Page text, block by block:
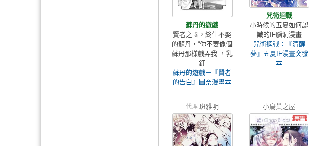
蘇丹的遊戲
賢者之國，終生不娶
的蘇丹，“你不要像個
蘇丹那樣戲弄我”，乳
釘
蘇丹的遊戲－『賢者
的告白』圖奈漫畫本
咒術迴戰
小時候的五夏如何認
識的IF腦洞漫畫
咒術迴戰：『清醒
夢』五夏IF漫畫突發
本
代理 斑雅明 小鳥巢之屋